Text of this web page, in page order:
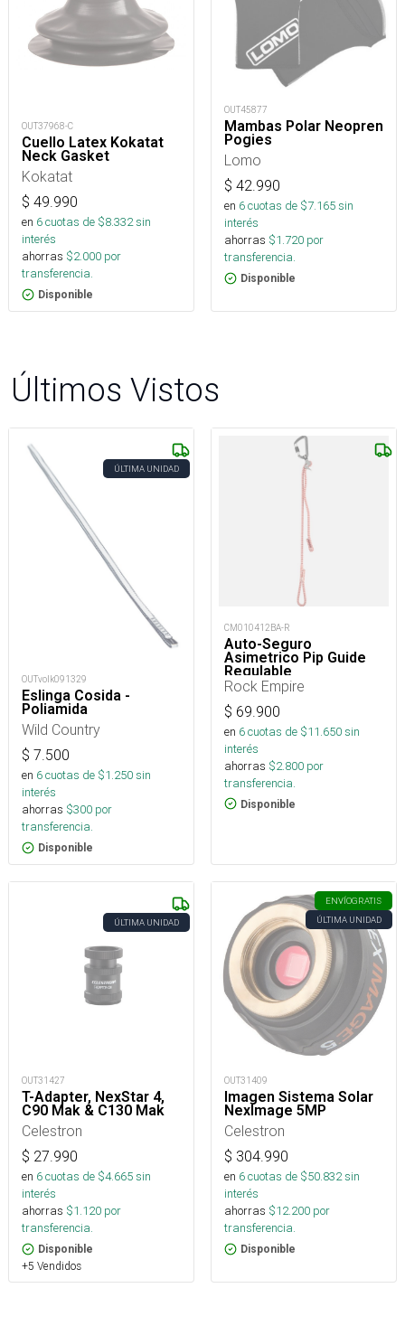
OUT37968-C
Cuello Latex Kokatat
Neck Gasket
Kokatat
$ 49.990
en 6cuotas de $8.332sin
interés
ahorras $2.000 por
transferencia.
Disponible
OUT45877
Mambas Polar Neopren
Pogies
Lomo
$ 42.990
en 6cuotas de $7.165sin
interés
ahorras $1.720 por
transferencia.
Disponible
Últimos Vistos
ÚLTIMA UNIDAD
OUTvolk091329
Eslinga Cosida -
Poliamida
Wild Country
$ 7.500
en 6cuotas de $1.250sin
interés
ahorras $300 por
transferencia.
Disponible
CM010412BA-R
Auto-Seguro
Asimetrico Pip Guide
Regulable
Rock Empire
$ 69.900
en 6cuotas de $11.650sin
interés
ahorras $2.800 por
transferencia.
Disponible
ÚLTIMA UNIDAD
OUT31427
T-Adapter, NexStar 4,
C90 Mak & C130 Mak
Celestron
$ 27.990
en 6cuotas de $4.665sin
interés
ahorras $1.120 por
transferencia.
Disponible
+5 Vendidos
ENVÍOGRATIS
ÚLTIMA UNIDAD
OUT31409
Imagen Sistema Solar
NexImage 5MP
Celestron
$ 304.990
en 6cuotas de $50.832sin
interés
ahorras $12.200 por
transferencia.
Disponible